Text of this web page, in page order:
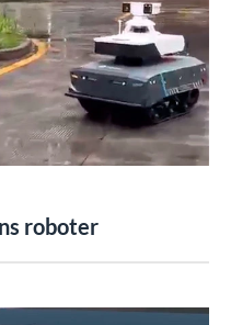
roboter